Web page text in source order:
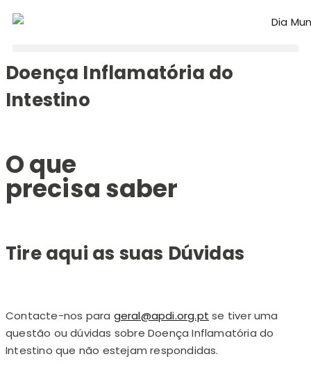
Doença Inflamatória do
Intestino
O que
precisa saber
Tire aqui as suas Dúvidas
Contacte-nos para geral@apdi.org.pt se tiver uma
questão ou dúvidas sobre Doença Inflamatória do
Intestino que não estejam respondidas.